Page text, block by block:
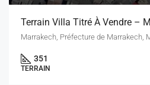
Marrakech, Préfecture de Marrakech,
351
TERRAIN